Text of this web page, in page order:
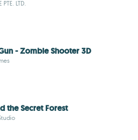
PTE. LTD.
- Zombie Shooter 3D
the Secret Forest